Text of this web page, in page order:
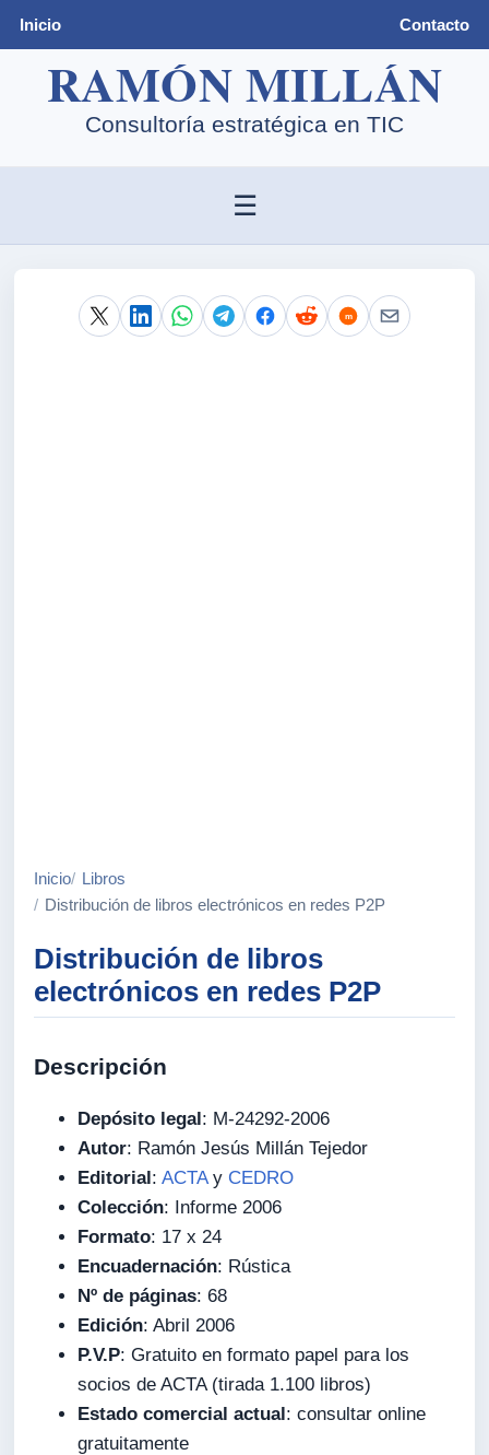
Inicio Contacto
☰
Inicio
Libros
Distribución de libros electrónicos en redes P2P
Distribución de libros
electrónicos en redes P2P
Descripción
Depósito legal: M-24292-2006
Autor: Ramón Jesús Millán Tejedor
Editorial:ACTAy CEDRO
Colección: Informe 2006
Formato: 17 x 24
Encuadernación: Rústica
Nº de páginas: 68
Edición: Abril 2006
P.V.P: Gratuito en formato papel para los
socios de ACTA (tirada 1.100 libros)
Estado comercial actual: consultar online
gratuitamente